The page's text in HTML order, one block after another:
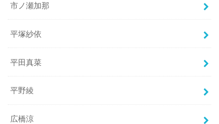
市ノ瀬加那
平塚紗依
平田真菜
平野綾
広橋涼